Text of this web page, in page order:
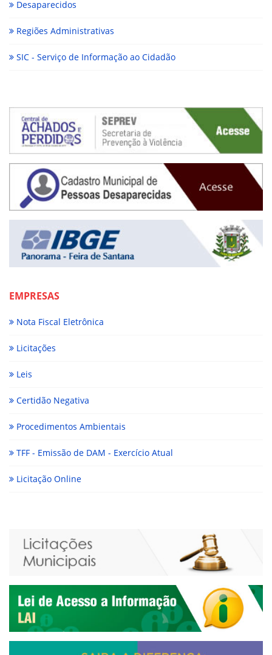
Desaparecidos
Regiões Administrativas
SIC - Serviço de Informação ao Cidadão
EMPRESAS
Nota Fiscal Eletrônica
Licitações
Leis
Certidão Negativa
Procedimentos Ambientais
TFF - Emissão de DAM - Exercício Atual
Licitação Online